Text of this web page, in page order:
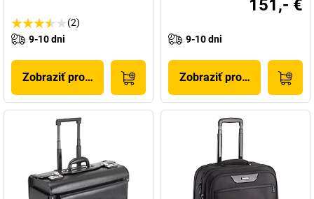
(2)
9-10 dni
Zobraziť produkt
151,- €
9-10 dni
Zobraziť produkt